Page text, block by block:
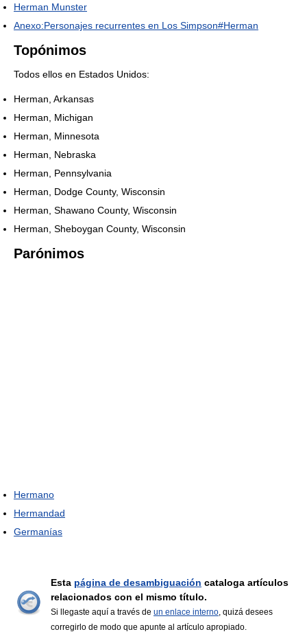
Herman Munster
Anexo:Personajes recurrentes en Los Simpson#Herman
Topónimos
Todos ellos en Estados Unidos:
Herman, Arkansas
Herman, Michigan
Herman, Minnesota
Herman, Nebraska
Herman, Pennsylvania
Herman, Dodge County, Wisconsin
Herman, Shawano County, Wisconsin
Herman, Sheboygan County, Wisconsin
Parónimos
Hermano
Hermandad
Germanías
Esta página de desambiguación cataloga artículos
relacionados con el mismo título.
Si llegaste aquí a través de un enlace interno, quizá desees
corregirlo de modo que apunte al artículo apropiado.